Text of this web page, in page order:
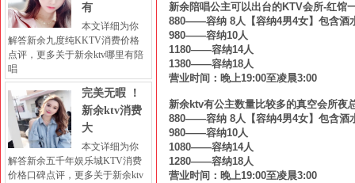
新余陪唱公主可以出台的KTV会所-红馆
880——容纳 8人【容纳4男4女】包含酒
980——容纳10人
1180——容纳14人
1380——容纳18人
营业时间：晚上19:00至凌晨3:00
新余ktv有公主数量比较多的真空会所夜
880——容纳 8人【容纳4男4女】包含酒
980——容纳10人
1080——容纳14人
1280——容纳18人
营业时间：晚上19:00至凌晨3:00
有
本文详细为你
解答新余九度纯KKTV消费价格
点评，更多关于新余ktv哪里有陪
唱
完美无暇 ！
新余ktv消费
大
本文详细为你
解答新余五千年娱乐城KTV消费
价格口碑点评，更多关于新余ktv